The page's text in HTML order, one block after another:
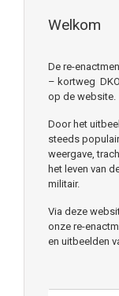
Welkom
De re-
– kortweg
op de website.
Door het
steeds
weergave,
het leven van
militair.
Via deze
onze re-
en uitbeelden